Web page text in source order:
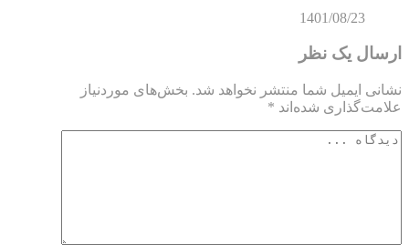
1401/08/23
ارسال یک نظر
نشانی ایمیل شما منتشر نخواهد شد. بخش‌های موردنیاز
علامت‌گذاری شده‌اند *